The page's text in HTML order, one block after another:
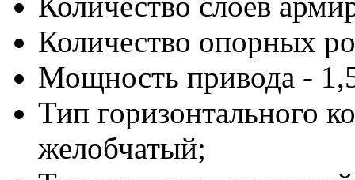
Количество опорных
Мощность привода -
Тип горизонтального
желобчатый;